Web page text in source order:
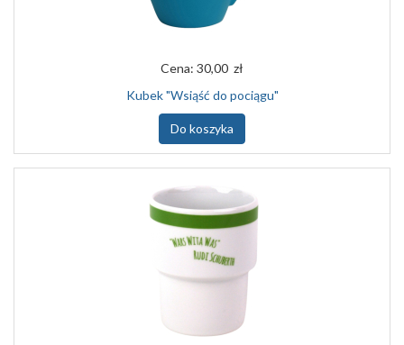
Cena: 30,00 zł
Kubek "Wsiąść do pociągu"
Do koszyka